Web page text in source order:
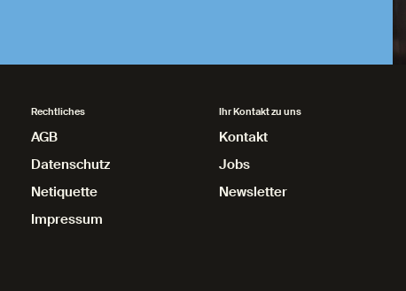
Rechtliches
AGB
Datenschutz
Datenschutz
Netiquette
Impressum
Ihr Kontakt zu uns
Kontakt
Jobs
Newsletter